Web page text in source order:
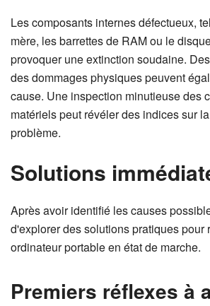
Les composants internes défectueux,
mère, les barrettes de RAM ou le
provoquer une extinction soudaine.
des dommages physiques peuvent
cause. Une inspection minutieuse des
matériels peut révéler des indices sur
problème.
Solutions
Après avoir identifié les causes
d'explorer des solutions pratiques pour
ordinateur portable en état de marche.
Premiers réflexes à